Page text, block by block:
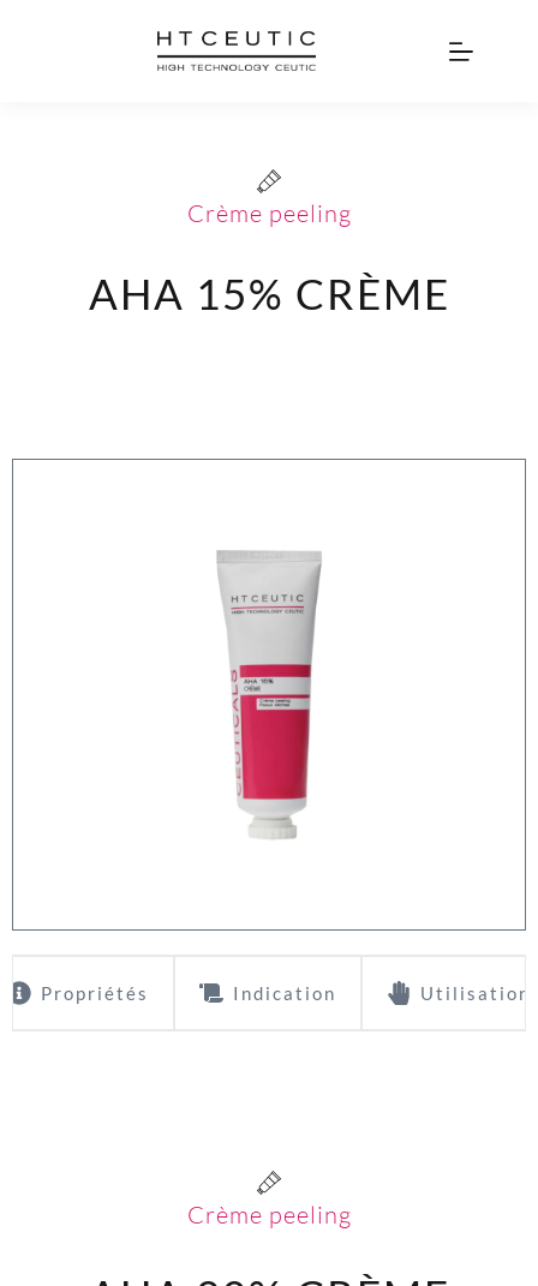
Crème peeling
AHA 15% CRÈME
Propriétés Indication Utilisation
Crème peeling